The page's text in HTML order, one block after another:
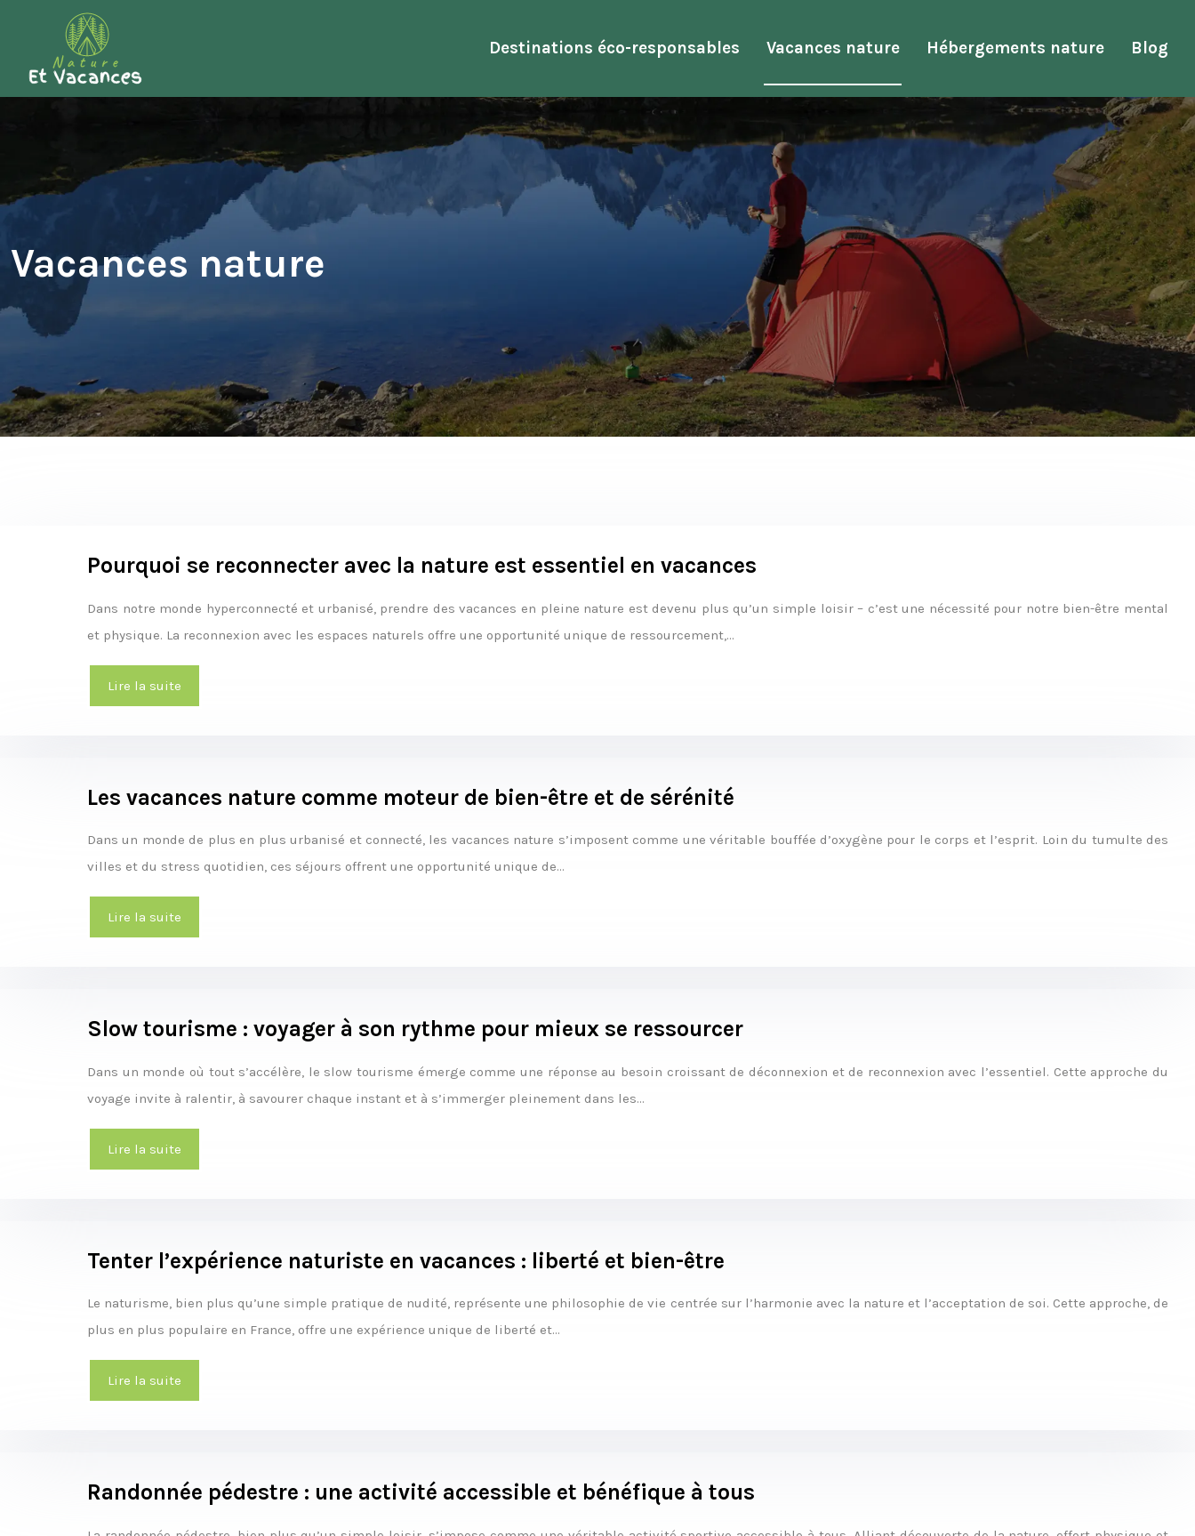
Destinations éco-responsables Vacances nature Hébergements nature Blog
Vacances nature
Pourquoi se reconnecter avec la nature est essentiel en vacances
Dans notre monde hyperconnecté et urbanisé, prendre des vacances en pleine nature est devenu plus qu’un simple loisir – c’est une nécessité pour notre bien-être mental
et physique. La reconnexion avec les espaces naturels offre une opportunité unique de ressourcement,…
Lire la suite
Les vacances nature comme moteur de bien-être et de sérénité
Dans un monde de plus en plus urbanisé et connecté, les vacances nature s’imposent comme une véritable bouffée d’oxygène pour le corps et l’esprit. Loin du tumulte des
villes et du stress quotidien, ces séjours offrent une opportunité unique de…
Lire la suite
Slow tourisme : voyager à son rythme pour mieux se ressourcer
Dans un monde où tout s’accélère, le slow tourisme émerge comme une réponse au besoin croissant de déconnexion et de reconnexion avec l’essentiel. Cette approche du
voyage invite à ralentir, à savourer chaque instant et à s’immerger pleinement dans les…
Lire la suite
Tenter l’expérience naturiste en vacances : liberté et bien-être
Le naturisme, bien plus qu’une simple pratique de nudité, représente une philosophie de vie centrée sur l’harmonie avec la nature et l’acceptation de soi. Cette approche, de
plus en plus populaire en France, offre une expérience unique de liberté et…
Lire la suite
Randonnée pédestre : une activité accessible et bénéfique à tous